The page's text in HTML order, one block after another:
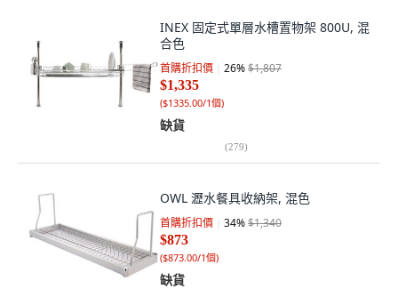
INEX 固定式單層水槽置物架 800U, 混
合色
首購折扣價 26%$1,807
$1,335
($1335.00/1個)
缺貨
(279)
OWL 瀝水餐具收納架, 混色
首購折扣價 34%$1,340
$873
($873.00/1個)
缺貨